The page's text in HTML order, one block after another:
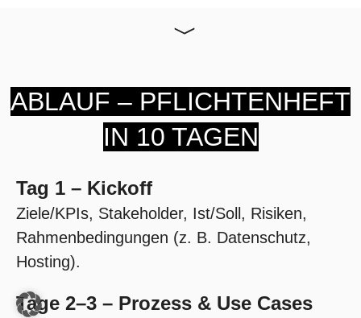
ABLAUF – PFLICHTENHEFT
IN 10 TAGEN
Tag 1 – Kickoff
Ziele/KPIs, Stakeholder, Ist/Soll, Risiken,
Rahmenbedingungen (z. B. Datenschutz,
Hosting).
Tage 2–3 – Prozess & Use Cases